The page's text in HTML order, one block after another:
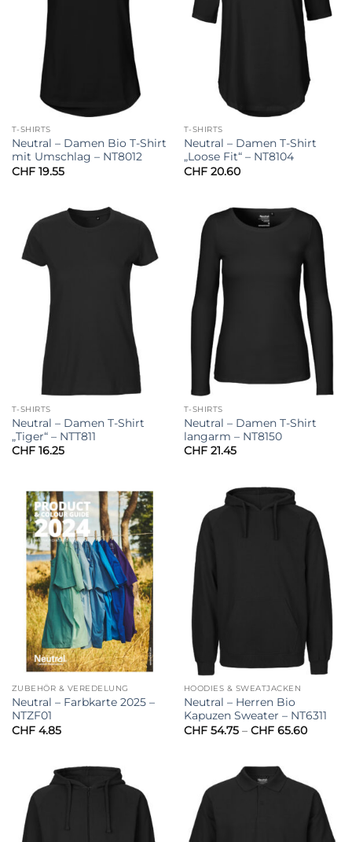
T-SHIRTS
Neutral – Damen Bio T-Shirt
mit Umschlag – NT8012
CHF19.55
T-SHIRTS
Neutral – Damen T-Shirt
„Loose Fit“ – NT8104
CHF20.60
T-SHIRTS
Neutral – Damen T-Shirt
„Tiger“ – NTT811
CHF16.25
T-SHIRTS
Neutral – Damen T-Shirt
langarm – NT8150
CHF21.45
ZUBEHÖR & VEREDELUNG
Neutral – Farbkarte 2025 –
NTZF01
CHF4.85
HOODIES & SWEATJACKEN
Neutral – Herren Bio
Kapuzen Sweater – NT6311
CHF54.75 – CHF65.60